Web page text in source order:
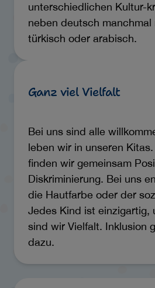
unterschiedlichen Kultur-
neben deutsch
türkisch oder arabisch.
Ganz viel Vielfalt
Bei uns sind alle
leben wir in unseren
finden wir gemeinsam
Diskriminierung. Bei uns
die Hautfarbe oder der
Jedes Kind ist einzigartig,
sind wir Vielfalt. Inklusion
dazu.